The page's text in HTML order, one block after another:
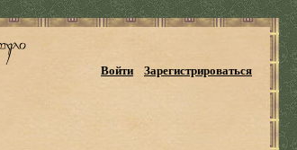
Войти Зарегистрироваться